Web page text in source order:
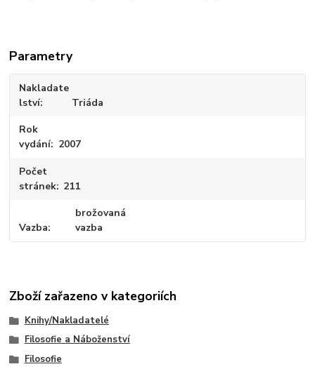
Parametry
Nakladate
lství
Triáda
Rok
vydání
2007
Počet
stránek 211
Vazba
brožovaná
vazba
Zboží zařazeno v kategoriích
Knihy/Nakladatelé
Filosofie a Náboženství
Filosofie